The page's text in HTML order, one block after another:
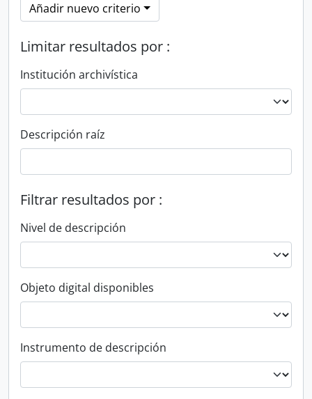
Añadir nuevo criterio
Limitar resultados por :
Institución archivística
Descripción raíz
Filtrar resultados por :
Nivel de descripción
Objeto digital disponibles
Instrumento de descripción